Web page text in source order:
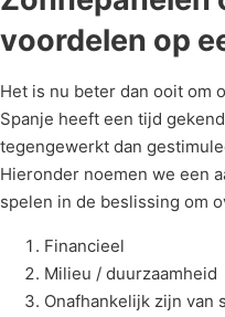
voordelen op
Het is nu beter dan ooit om
Spanje heeft een tijd
tegengewerkt dan
Hieronder noemen we een
spelen in de beslissing om
Financieel
Milieu / duurzaamheid
Onafhankelijk zijn van